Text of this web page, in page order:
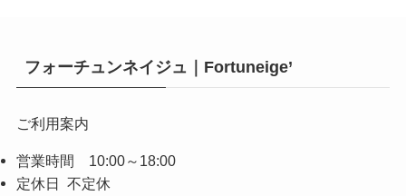
フォーチュンネイジュ｜Fortuneige’
ご利用案内
営業時間 10:00～18:00
定休日 不定休